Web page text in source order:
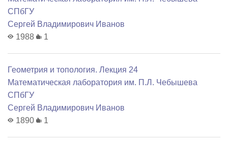
СПбГУ
Сергей Владимирович Иванов
1988
1
Геометрия и топология. Лекция 24
Математичеcкая лаборатория им. П.Л. Чебышева
СПбГУ
Сергей Владимирович Иванов
1890
1